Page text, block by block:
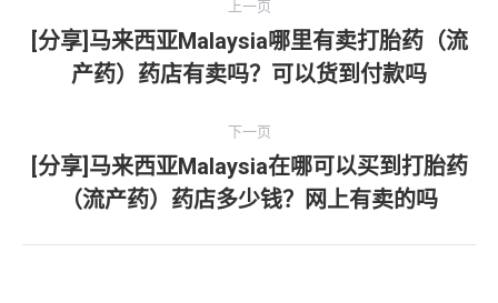
章
上一页
一
[分享]马来西亚Malaysia哪里有卖打胎药（流
产药）药店有卖吗？可以货到付款吗
下一页
一
文
[分享]马来西亚Malaysia在哪可以买到打胎药
（流产药）药店多少钱？网上有卖的吗